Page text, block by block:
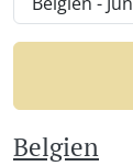
Belgien